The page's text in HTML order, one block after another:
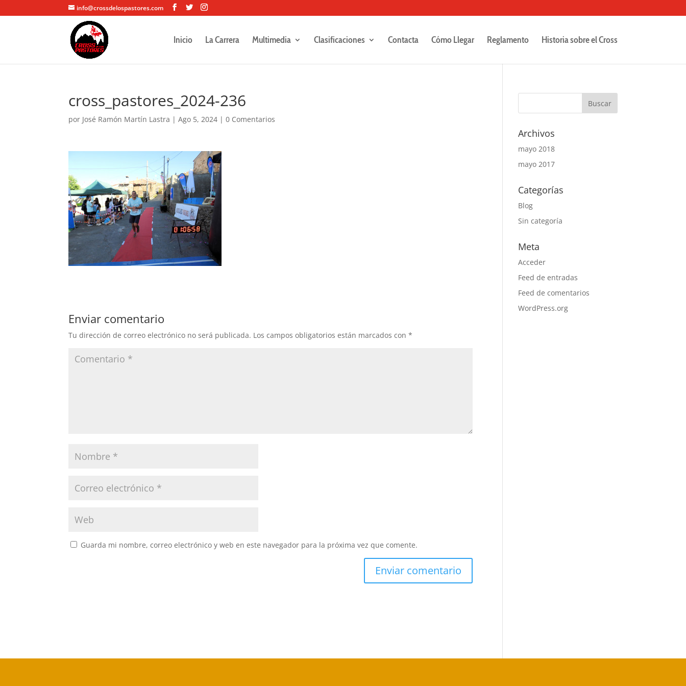
info@crossdelospastores.com
Inicio La Carrera Multimedia Clasificaciones Contacta Cómo Llegar Reglamento Historia sobre el Cross
cross_pastores_2024-236
por José Ramón Martín Lastra |Ago 5, 2024 |0 Comentarios
Enviar comentario
Tu dirección de correo electrónico no será publicada. Los campos obligatorios están marcados con*
Guarda mi nombre, correo electrónico y web en este navegador para la próxima vez que comente.
Archivos
mayo 2018
mayo 2017
Categorías
Blog
Sin categoría
Meta
Acceder
Feed de entradas
Feed de comentarios
WordPress.org